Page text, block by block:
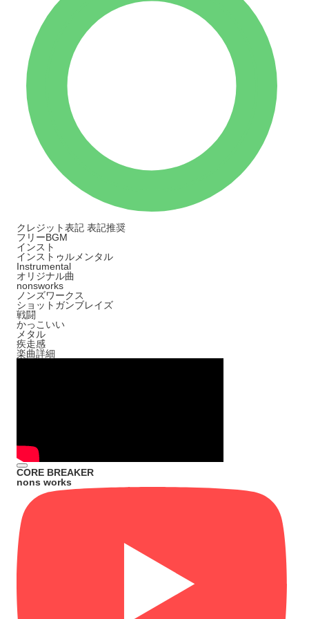
クレジット表記 表記推奨
フリーBGM
インスト
インストゥルメンタル
Instrumental
オリジナル曲
nonsworks
ノンズワークス
ショットガンブレイズ
戦闘
かっこいい
メタル
疾走感
楽曲詳細
CORE BREAKER
nons works